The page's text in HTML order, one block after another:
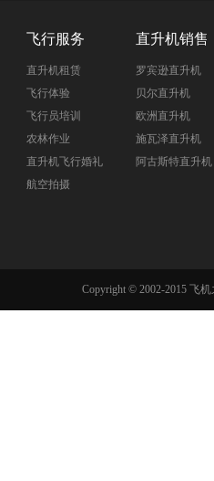
飞行服务
直升机租赁
飞行体验
飞行员培训
农林作业
直升机飞行婚礼
航空拍摄
直升机销售
罗宾逊直升机
贝尔直升机
欧洲直升机
施瓦泽直升机
阿古斯特直升机
Copyright © 2002-2015 飞